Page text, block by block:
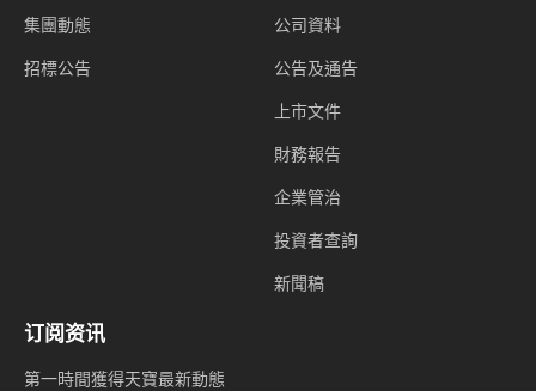
集團動態
招標公告
公司資料
公告及通告
上市文件
財務報告
企業管治
投資者查詢
新聞稿
订阅资讯
第一時間獲得天寶最新動態